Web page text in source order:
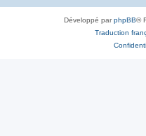
Développé parphpBB®
Traduction